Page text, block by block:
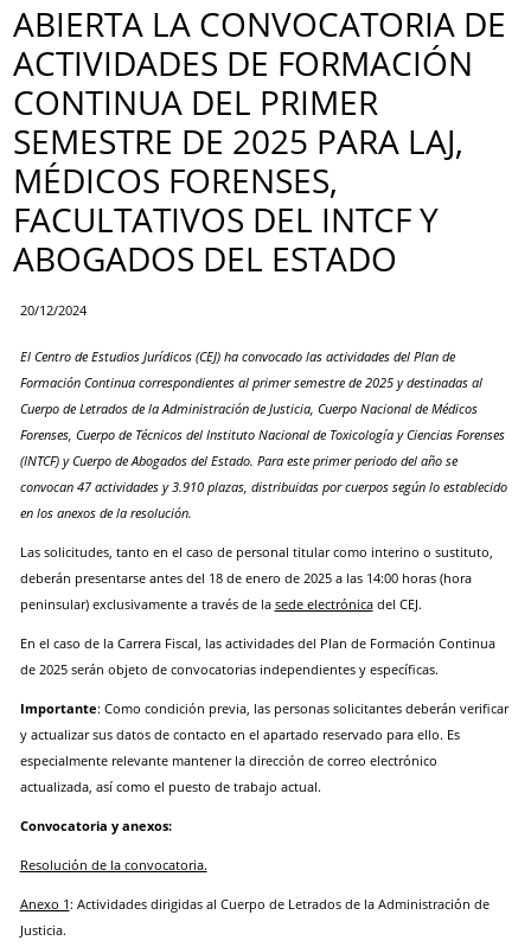
ABIERTA LA CONVOCATORIA DE
ACTIVIDADES DE FORMACIÓN
CONTINUA DEL PRIMER
SEMESTRE DE 2025 PARA LAJ,
MÉDICOS FORENSES,
FACULTATIVOS DEL INTCF Y
ABOGADOS DEL ESTADO
20/12/2024
El Centro de Estudios Jurídicos (CEJ) ha convocado las actividades del Plan de
Formación Continua correspondientes al primer semestre de 2025 y destinadas al
Cuerpo de Letrados de la Administración de Justicia, Cuerpo Nacional de Médicos
Forenses, Cuerpo de Técnicos del Instituto Nacional de Toxicología y Ciencias Forenses
(INTCF) y Cuerpo de Abogados del Estado. Para este primer periodo del año se
convocan 47 actividades y 3.910 plazas, distribuidas por cuerpos según lo establecido
en los anexos de la resolución.
Las solicitudes, tanto en el caso de personal titular como interino o sustituto,
deberán presentarse antes del 18 de enero de 2025 a las 14:00 horas (hora
peninsular) exclusivamente a través de la sede electrónicadel CEJ.
En el caso de la Carrera Fiscal, las actividades del Plan de Formación Continua
de 2025 serán objeto de convocatorias independientes y específicas.
Importante: Como condición previa, las personas solicitantes deberán verificar
y actualizar sus datos de contacto en el apartado reservado para ello. Es
especialmente relevante mantener la dirección de correo electrónico
actualizada, así como el puesto de trabajo actual.
Convocatoria y anexos:
Resolución de la convocatoria.
Anexo 1: Actividades dirigidas al Cuerpo de Letrados de la Administración de
Justicia.